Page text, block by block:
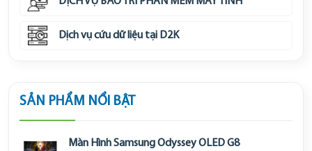
Dịch vụ cứu dữ liệu tại D2K
SẢN PHẨM NỔI BẬT
Màn Hình Samsung Odyssey OLED G8